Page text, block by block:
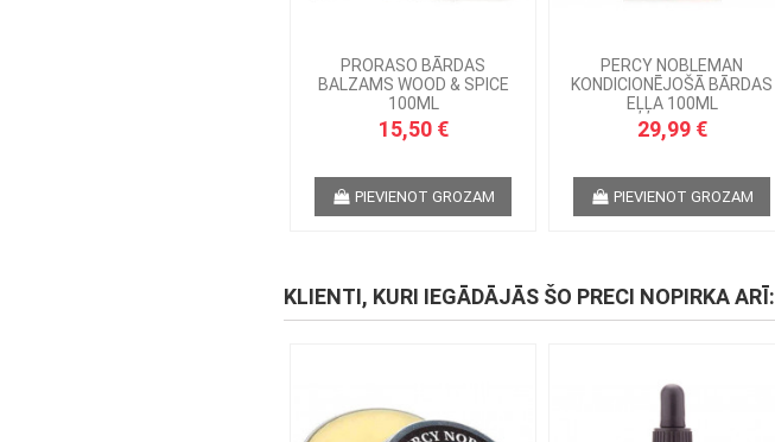
PRORASO BĀRDAS
BALZAMS WOOD & SPICE
100ML
15,50 €
PIEVIENOT GROZAM
PERCY NOBLEMAN
KONDICIONĒJOŠĀ BĀRDAS
EĻĻA 100ML
29,99 €
PIEVIENOT GROZAM
KLIENTI, KURI IEGĀDĀJĀS ŠO PRECI NOPIRKA ARĪ: